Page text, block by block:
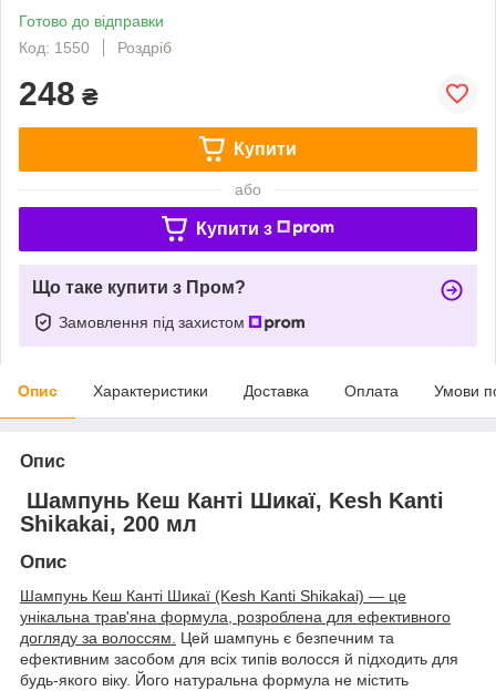
Готово до відправки
Код: 1550
Роздріб
248 ₴
Купити
або
Купити з
Що таке купити з Пром?
Замовлення під захистом
Опис Характеристики Доставка Оплата Умови
Опис
Шампунь Кеш Канті Шикаї, Kesh Kanti
Shikakai, 200 мл
Опис
Шампунь Кеш Канті Шикаї (Kesh Kanti Shikakai) — це
унікальна трав'яна формула, розроблена для ефективного
догляду за волоссям. Цей шампунь є безпечним та
ефективним засобом для всіх типів волосся й підходить для
будь-якого віку. Його натуральна формула не містить